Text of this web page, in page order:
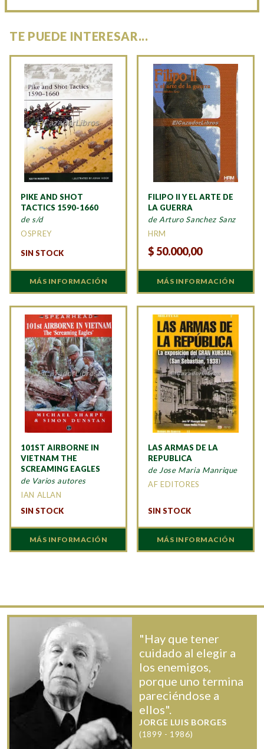
TE PUEDE INTERESAR...
PIKE AND SHOT
TACTICS 1590-1660
de s/d
OSPREY
SIN STOCK
MÁS INFORMACIÓN
FILIPO II Y EL ARTE DE
LA GUERRA
de Arturo Sanchez Sanz
HRM
$ 50.000,00
MÁS INFORMACIÓN
101ST AIRBORNE IN
VIETNAM THE
SCREAMING EAGLES
de Varios autores
IAN ALLAN
SIN STOCK
MÁS INFORMACIÓN
LAS ARMAS DE LA
REPUBLICA
de Jose Maria Manrique
AF EDITORES
SIN STOCK
MÁS INFORMACIÓN
"Hay que tener
cuidado al elegir a
los enemigos,
porque uno termina
pareciéndose a
ellos".
JORGE LUIS BORGES
(1899 - 1986)